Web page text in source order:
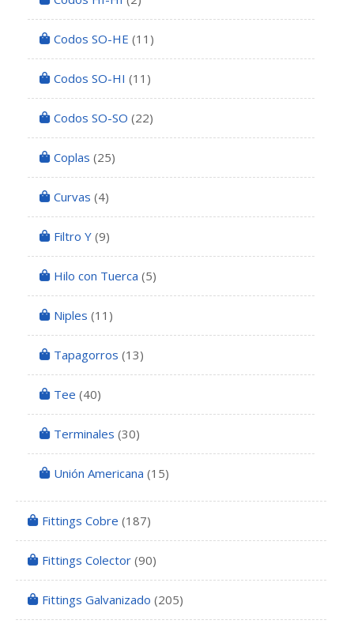
Codos SO-HE (11)
Codos SO-HI (11)
Codos SO-SO (22)
Coplas (25)
Curvas (4)
Filtro Y (9)
Hilo con Tuerca (5)
Niples (11)
Tapagorros (13)
Tee (40)
Terminales (30)
Unión Americana (15)
Fittings Cobre (187)
Fittings Colector (90)
Fittings Galvanizado (205)